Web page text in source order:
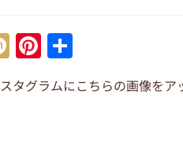
M
ix
i
Pi
nt
er
有
タグラムにこちらの画像をア